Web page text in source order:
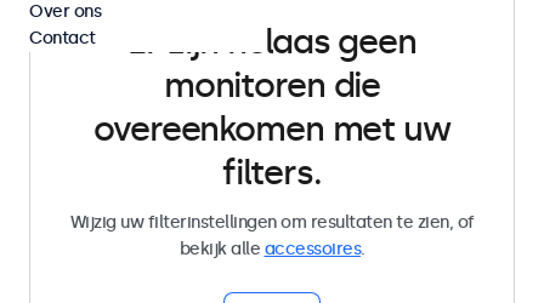
Er zijn helaas geen
monitoren die
overeenkomen met uw
filters.
Wijzig uw filterinstellingen om resultaten te zien, of
bekijk alle accessoires.
Over ons
Contact